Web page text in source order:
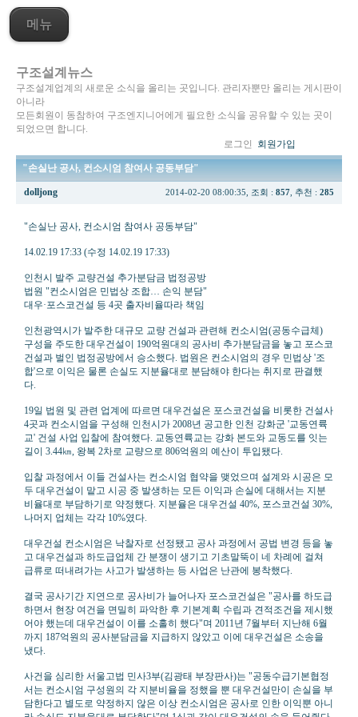
메뉴
구조설계뉴스
구조설계업계의 새로운 소식을 올리는 곳입니다. 관리자뿐만 올리는 게시판이
아니라
모든회원이 동참하여 구조엔지니어에게 필요한 소식을 공유할 수 있는 곳이
되었으면 합니다.
로그인
회원가입
"손실난 공사, 컨소시엄 참여사 공동부담"
dolljong 2014-02-20 08:00:35, 조회 : 857 , 추천 : 285
"손실난 공사, 컨소시엄 참여사 공동부담"
14.02.19 17:33 (수정 14.02.19 17:33)
인천시 발주 교량건설 추가분담금 법정공방
법원 "컨소시엄은 민법상 조합… 손익 분담"
대우·포스코건설 등 4곳 출자비율따라 책임
인천광역시가 발주한 대규모 교량 건설과 관련해 컨소시엄(공동수급체)
구성을 주도한 대우건설이 190억원대의 공사비 추가분담금을 놓고 포스코
건설과 벌인 법정공방에서 승소했다. 법원은 컨소시엄의 경우 민법상 '조
합'으로 이익은 물론 손실도 지분율대로 분담해야 한다는 취지로 판결했
다.
19일 법원 및 관련 업계에 따르면 대우건설은 포스코건설을 비롯한 건설사
4곳과 컨소시엄을 구성해 인천시가 2008년 공고한 인천 강화군 '교동연륙
교' 건설 사업 입찰에 참여했다. 교동연륙교는 강화 본도와 교동도를 잇는
길이 3.44㎞, 왕복 2차로 교량으로 806억원의 예산이 투입됐다.
입찰 과정에서 이들 건설사는 컨소시엄 협약을 맺었으며 설계와 시공은 모
두 대우건설이 맡고 시공 중 발생하는 모든 이익과 손실에 대해서는 지분
비율대로 부담하기로 약정했다. 지분율은 대우건설 40%, 포스코건설 30%,
나머지 업체는 각각 10%였다.
대우건설 컨소시엄은 낙찰자로 선정됐고 공사 과정에서 공법 변경 등을 놓
고 대우건설과 하도급업체 간 분쟁이 생기고 기초말뚝이 네 차례에 걸쳐
급류로 떠내려가는 사고가 발생하는 등 사업은 난관에 봉착했다.
결국 공사기간 지연으로 공사비가 늘어나자 포스코건설은 "공사를 하도급
하면서 현장 여건을 면밀히 파악한 후 기본계획 수립과 견적조건을 제시했
어야 했는데 대우건설이 이를 소홀히 했다"며 2011년 7월부터 지난해 6월
까지 187억원의 공사분담금을 지급하지 않았고 이에 대우건설은 소송을
냈다.
사건을 심리한 서울고법 민사3부(김광태 부장판사)는 "공동수급기본협정
서는 컨소시엄 구성원의 각 지분비율을 정했을 뿐 대우건설만이 손실을 부
담한다고 별도로 약정하지 않은 이상 컨소시엄은 공사로 인한 이익뿐 아니